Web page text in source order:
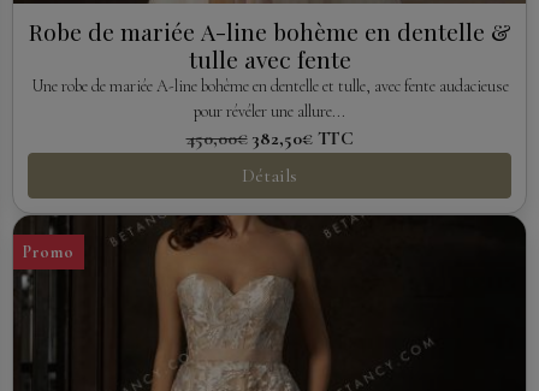
Robe de mariée A-line bohème en dentelle &
tulle avec fente
Une robe de mariée A-line bohème en dentelle et tulle, avec fente audacieuse
pour révéler une allure...
450,00€ 382,50€ TTC
Détails
Promo